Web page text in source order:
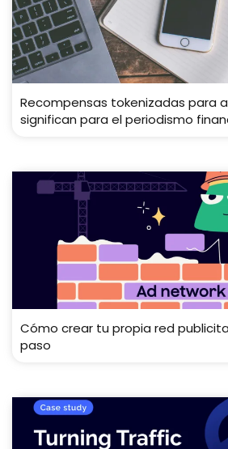
Recompensas tokenizadas para
significan para el periodismo
Cómo crear tu propia red
paso